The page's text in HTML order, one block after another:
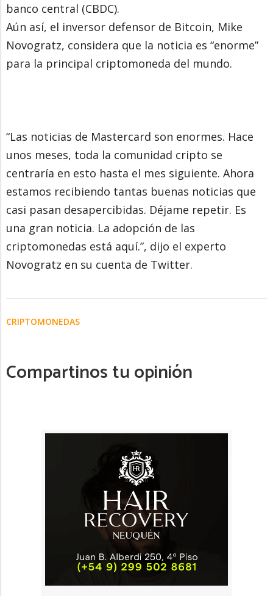
banco central (CBDC).
Aún así, el inversor defensor de Bitcoin, Mike
Novogratz, considera que la noticia es “enorme”
para la principal criptomoneda del mundo.
“Las noticias de Mastercard son enormes. Hace
unos meses, toda la comunidad cripto se
centraría en esto hasta el mes siguiente. Ahora
estamos recibiendo tantas buenas noticias que
casi pasan desapercibidas. Déjame repetir. Es
una gran noticia. La adopción de las
criptomonedas está aquí.”, dijo el experto
Novogratz en su cuenta de Twitter.
CRIPTOMONEDAS
Compartinos tu opinión